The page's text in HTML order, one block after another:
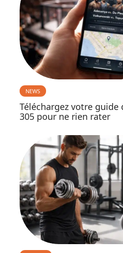
NEWS
Téléchargez votre guide
305 pour ne rien rater